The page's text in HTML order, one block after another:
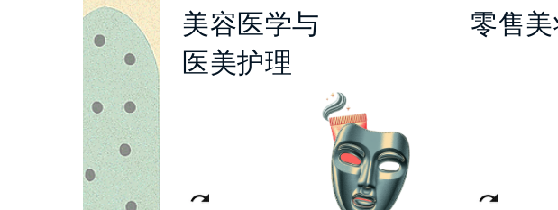
专业护理与治疗方案
专业设备与仪器
专业器械与工服用品
诊断设备与检测系统
医美诊所与SPA家具设
备
美容医学与
医美护理
营
天然
零售